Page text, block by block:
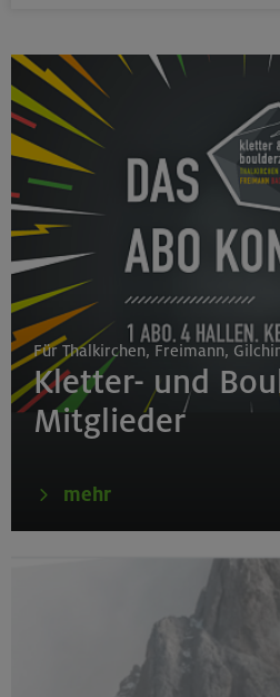
Für Thalkirchen, Freimann,
Kletter- und
Mitglieder
mehr